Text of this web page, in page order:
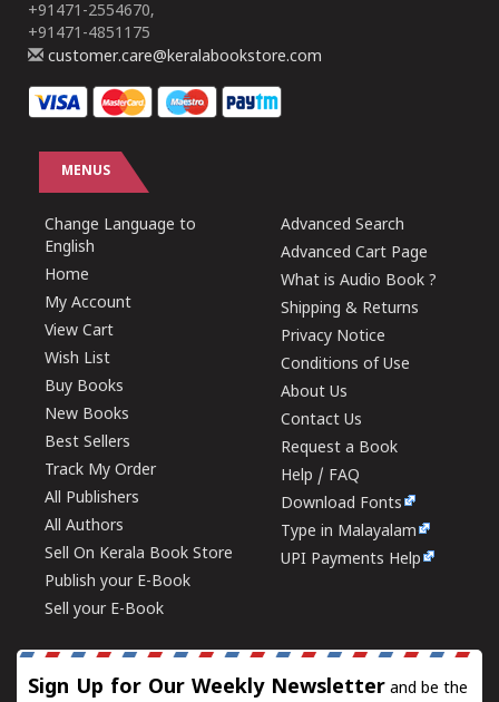
+91471-2554670,
+91471-4851175
customer.care@keralabookstore.com
MENUS
Change Language to
English
Home
My Account
View Cart
Wish List
Buy Books
New Books
Best Sellers
Track My Order
All Publishers
All Authors
Sell On Kerala Book Store
Publish your E-Book
Sell your E-Book
Advanced Search
Advanced Cart Page
What is Audio Book ?
Shipping & Returns
Privacy Notice
Conditions of Use
About Us
Contact Us
Request a Book
Help / FAQ
Download Fonts
Type in Malayalam
UPI Payments Help
Sign Up for Our Weekly Newsletter and be the